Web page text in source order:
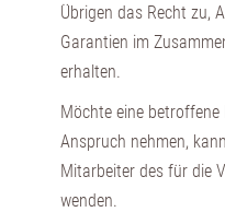
Übrigen das Recht zu,
Garantien im
erhalten.
Möchte eine
Anspruch nehmen,
Mitarbeiter des für die
wenden.